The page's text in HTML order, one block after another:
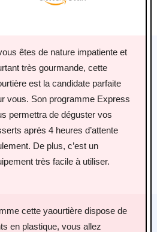
êtes de nature impatiente et
très gourmande, cette
est la candidate parfaite
vous. Son programme Express
permettra de déguster vos
après 4 heures d’attente
De plus, c’est un
très facile à utiliser.
cette yaourtière dispose de
en plastique, vous allez